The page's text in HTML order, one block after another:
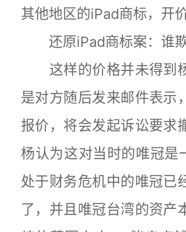
其他地区的iPad商标，开
还原iPad商标案：谁欺
这样的价格并未得到
是对方随后发来邮件表示
报价，将会发起诉讼要求
杨认为这对当时的唯冠是
处于财务危机中的唯冠已
了，并且唯冠台湾的资产